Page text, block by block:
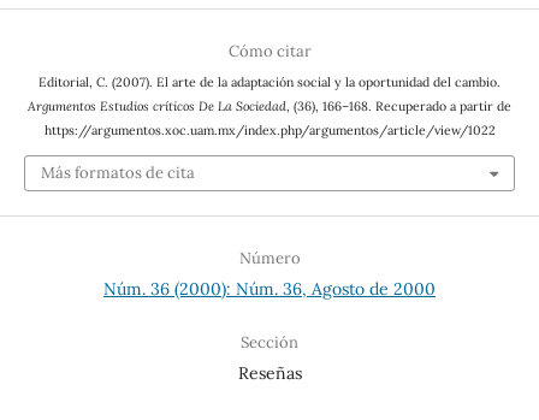
Cómo citar
Editorial, C. (2007). El arte de la adaptación social y la oportunidad del cambio.
Argumentos Estudios críticos De La Sociedad, (36), 166–168. Recuperado a partir de
https://argumentos.xoc.uam.mx/index.php/argumentos/article/view/1022
Más formatos de cita
Número
Núm. 36 (2000): Núm. 36, Agosto de 2000
Sección
Reseñas